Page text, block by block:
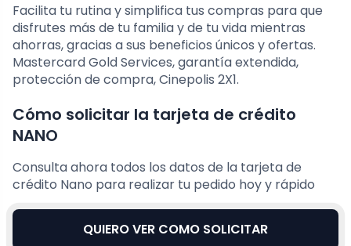
Facilita tu rutina y simplifica tus compras para que
disfrutes más de tu familia y de tu vida mientras
ahorras, gracias a sus beneficios únicos y ofertas.
Mastercard Gold Services, garantía extendida,
protección de compra, Cinepolis 2X1.
Cómo solicitar la tarjeta de crédito
NANO
Consulta ahora todos los datos de la tarjeta de
crédito Nano para realizar tu pedido hoy y rápido
QUIERO VER COMO SOLICITAR